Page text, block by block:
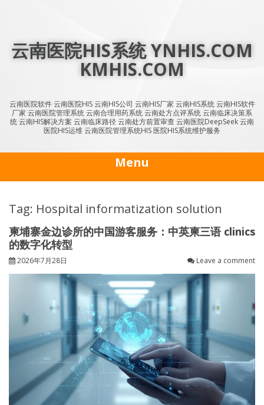
云南医院HIS系统 YNHIS.COM
KMHIS.COM
云南医院软件 云南医院HIS 云南HIS公司 云南HIS厂家 云南HIS系统 云南HIS软件
厂家 云南医院管理系统 云南合理用药系统 云南处方点评系统 云南临床决策系
统 云南HIS解决方案 云南临床路径 云南处方前置审查 云南医院DeepSeek 云南
医院HIS运维 云南医院管理系统HIS 医院HIS系统维护服务
Menu
Tag: Hospital informatization solution
柬埔寨金边诊所的中国游客服务：中英柬三语 clinics
的数字化转型
2026年7月28日 Leave a comment